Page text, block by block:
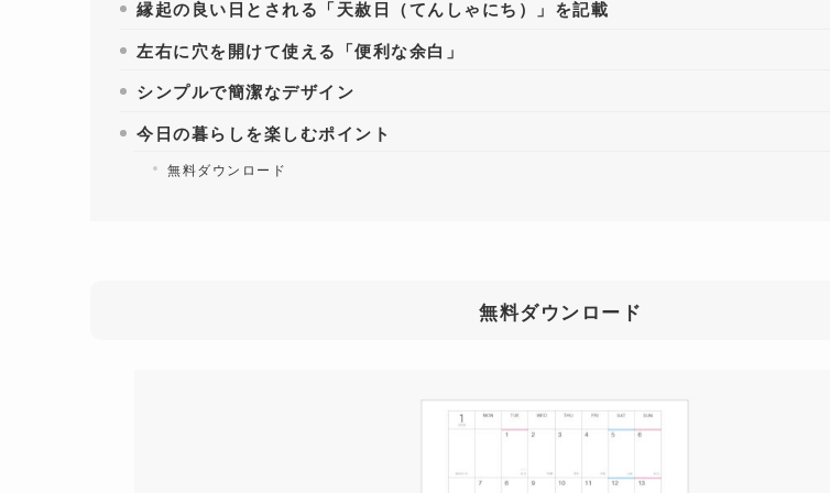
縁起の良い日とされる「天赦日（てんしゃにち）」を記載
左右に穴を開けて使える「便利な余白」
シンプルで簡潔なデザイン
今日の暮らしを楽しむポイント
無料ダウンロード
無料ダウンロード